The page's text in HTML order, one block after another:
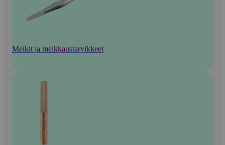
Meikit ja meikkaustarvikkeet